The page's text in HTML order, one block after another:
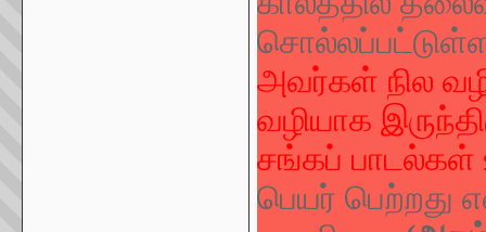
அவர்கள் நில
வழியாக
சங்கப்
பெயர் பெற்றது